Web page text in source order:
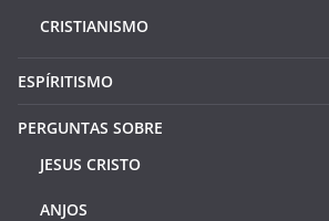
CRISTIANISMO
ESPÍRITISMO
PERGUNTAS SOBRE
JESUS CRISTO
ANJOS